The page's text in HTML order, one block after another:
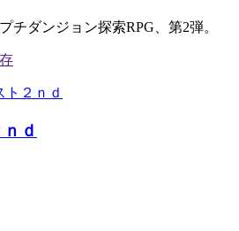
チダンジョン探索RPG、第2弾。
ｄ